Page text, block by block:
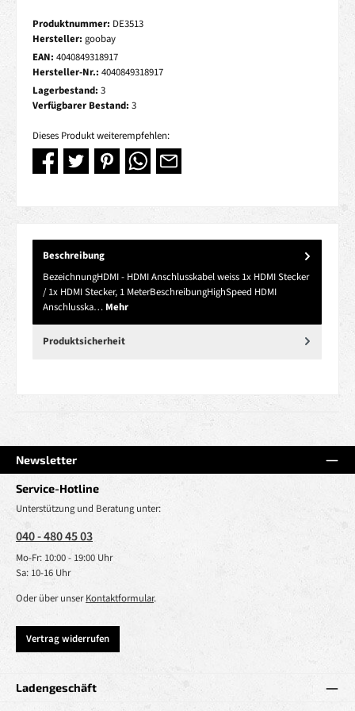
Produktnummer: DE3513
Hersteller: goobay
EAN: 4040849318917
Hersteller-Nr.: 4040849318917
Lagerbestand: 3
Verfügbarer Bestand: 3
Dieses Produkt weiterempfehlen:
Beschreibung
BezeichnungHDMI - HDMI Anschlusskabel weiss 1x HDMI Stecker
/ 1x HDMI Stecker, 1 MeterBeschreibungHighSpeed HDMI
Anschlusska… Mehr
Produktsicherheit
Newsletter
Service-Hotline
Unterstützung und Beratung unter:
040 - 480 45 03
Mo-Fr: 10:00 - 19:00 Uhr
Sa: 10-16 Uhr
Oder über unserKontaktformular.
Vertrag widerrufen
Ladengeschäft